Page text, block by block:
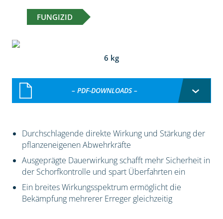
FUNGIZID
6 kg
– PDF-DOWNLOADS –
Durchschlagende direkte Wirkung und Stärkung der
pflanzeneigenen Abwehrkräfte
Ausgeprägte Dauerwirkung schafft mehr Sicherheit in
der Schorfkontrolle und spart Überfahrten ein
Ein breites Wirkungsspektrum ermöglicht die
Bekämpfung mehrerer Erreger gleichzeitig